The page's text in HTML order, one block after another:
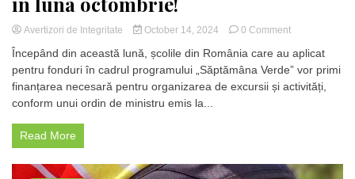
Avertizori de Integritate October 14, 2024 0 Commenton
pentru
„Săptămâna
Verde”:
în
Începând din această lună, școlile din România care au aplicat
pentru fonduri în cadrul programului „Săptămâna Verde” vor primi
finanțarea necesară pentru organizarea de excursii și activități,
conform unui ordin de ministru emis la...
Read More